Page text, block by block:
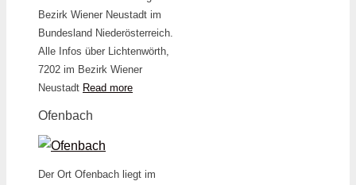
Bezirk Wiener Neustadt im
Bundesland Niederösterreich.
Alle Infos über Lichtenwörth,
7202 im Bezirk Wiener
Neustadt Read more
Ofenbach
Der Ort Ofenbach liegt im